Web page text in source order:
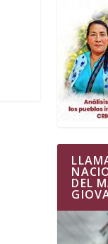
DEL